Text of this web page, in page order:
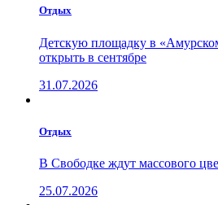
Отдых
Детскую площадку в
открыть в сентябре
31.07.2026
Отдых
В Свободке ждут массового
25.07.2026